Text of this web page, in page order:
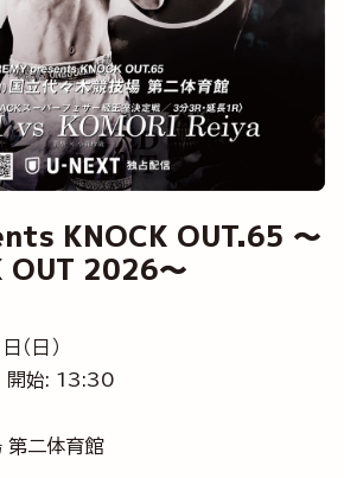
KNOCK OUT.65 ～
OUT 2026～
日）
開始: 13:30
第二体育館